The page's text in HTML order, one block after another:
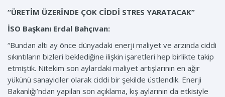
“ÜRETİM ÜZERİNDE ÇOK CİDDİ STRES YARATACAK”
İSO Başkanı Erdal Bahçıvan:
“Bundan altı ay önce dünyadaki enerji maliyet ve arzında ciddi
sıkıntıların bizleri beklediğine ilişkin işaretleri hep birlikte takip
etmiştik. Nitekim son aylardaki maliyet artışlarının en ağır
yükünü sanayiciler olarak ciddi bir şekilde üstlendik. Enerji
Bakanlığı’ndan yapılan son açıklama, kış aylarının da etkisiyle